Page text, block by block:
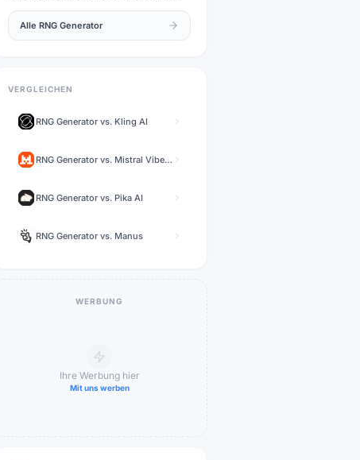
Alle RNG Generator
VERGLEICHEN
RNG Generator vs. Kling AI
RNG Generator vs. Mistral Vibe (formerly Le Chat)
RNG Generator vs. Pika AI
RNG Generator vs. Manus
WERBUNG
Ihre Werbung hier
Mit uns werben